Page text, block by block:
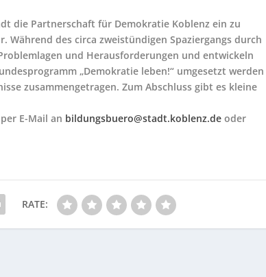
die Partnerschaft für Demokratie Koblenz ein zu
Während des circa zweistündigen Spaziergangs durch
und Herausforderungen und entwickeln
„Demokratie leben!“ umgesetzt werden
zusammengetragen. Zum Abschluss gibt es kleine
E-Mail an bildungsbuero@stadt.koblenz.de oder
RATE: